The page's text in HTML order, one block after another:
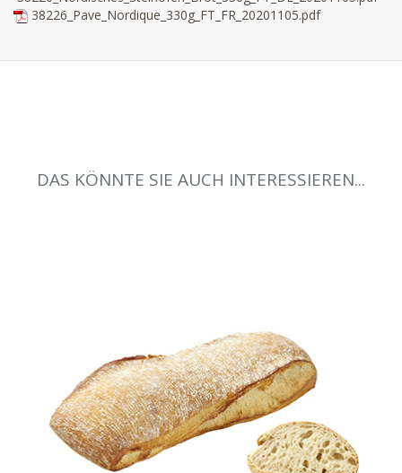
38226_Pave_Nordique_330g_FT_FR_20201105.pdf
DAS KÖNNTE SIE AUCH INTERESSIEREN...